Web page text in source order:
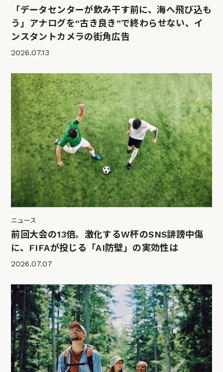
「データセンターが飲み干す前に、海へ飛び込も
う」アナログを“古き良き”で終わらせない、イ
ンスタントカメラの街角広告
2026.07.13
ニュース
前回大会の13倍。激化するW杯のSNS誹謗中傷
に、FIFAが投じる「AI防壁」の実効性は
2026.07.07